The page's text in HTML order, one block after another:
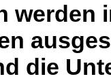
werden
die